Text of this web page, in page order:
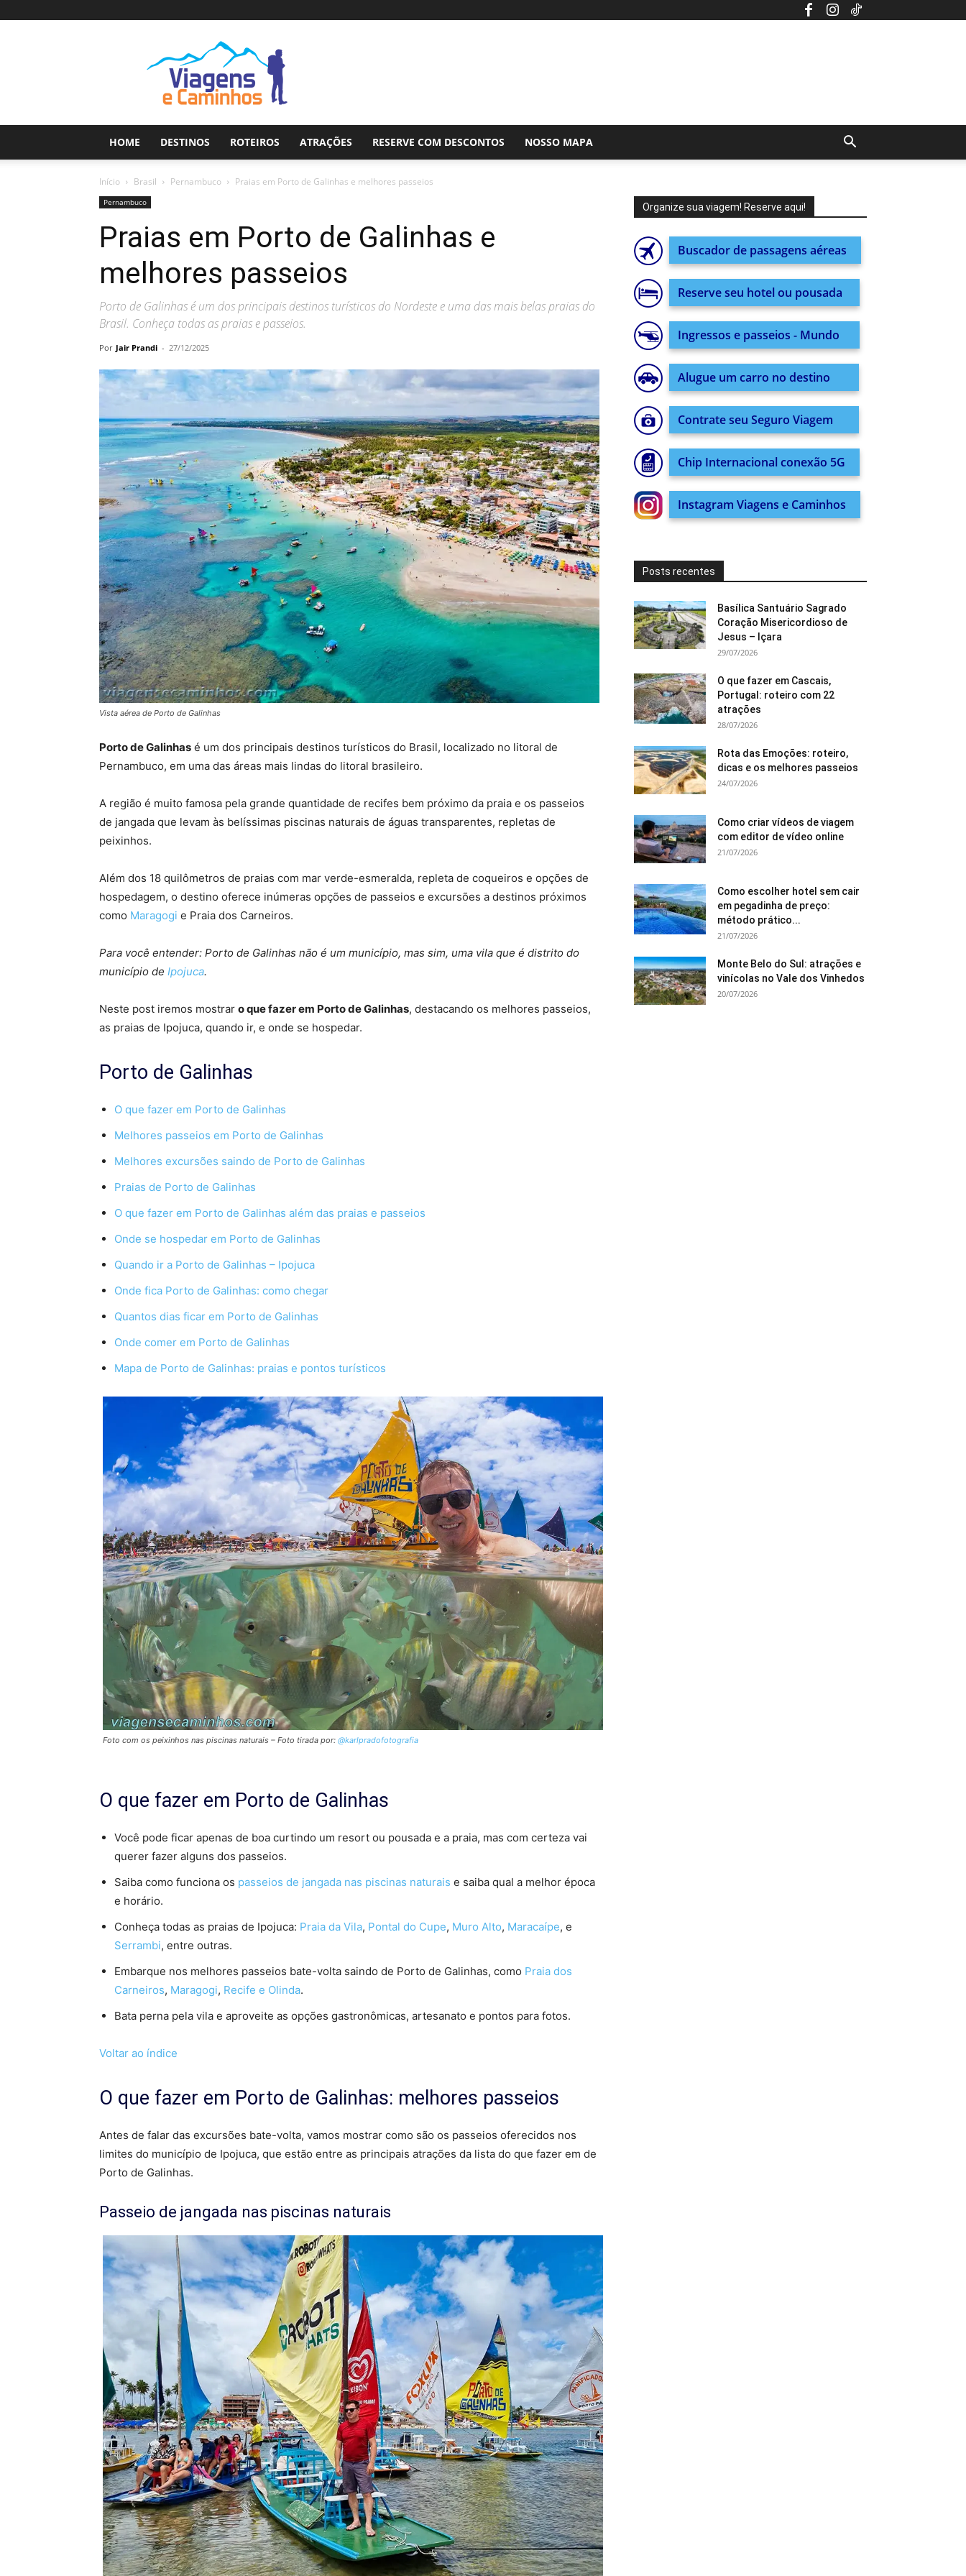
Viagens
e
Caminhos
HOME DESTINOS ROTEIROS ATRAÇÕES RESERVE COM DESCONTOS NOSSO MAPA
Início Brasil Pernambuco Praias em Porto de Galinhas e melhores passeios
Pernambuco
Praias em Porto de Galinhas e
melhores passeios
Porto de Galinhas é um dos principais destinos turísticos do Nordeste e uma das mais belas praias do
Brasil. Conheça todas as praias e passeios.
Por Jair Prandi - 27/12/2025
Vista aérea de Porto de Galinhas
Porto de Galinhas é um dos principais destinos turísticos do Brasil, localizado no litoral de
Pernambuco, em uma das áreas mais lindas do litoral brasileiro.
A região é muito famosa pela grande quantidade de recifes bem próximo da praia e os passeios
de jangada que levam às belíssimas piscinas naturais de águas transparentes, repletas de
peixinhos.
Além dos 18 quilômetros de praias com mar verde-esmeralda, repleta de coqueiros e opções de
hospedagem, o destino oferece inúmeras opções de passeios e excursões a destinos próximos
como Maragogi e Praia dos Carneiros.
Para você entender: Porto de Galinhas não é um município, mas sim, uma vila que é distrito do
município de Ipojuca.
Neste post iremos mostrar o que fazer em Porto de Galinhas, destacando os melhores passeios,
as praias de Ipojuca, quando ir, e onde se hospedar.
Porto de Galinhas
O que fazer em Porto de Galinhas
Melhores passeios em Porto de Galinhas
Melhores excursões saindo de Porto de Galinhas
Praias de Porto de Galinhas
O que fazer em Porto de Galinhas além das praias e passeios
Onde se hospedar em Porto de Galinhas
Quando ir a Porto de Galinhas – Ipojuca
Onde fica Porto de Galinhas: como chegar
Quantos dias ficar em Porto de Galinhas
Onde comer em Porto de Galinhas
Mapa de Porto de Galinhas: praias e pontos turísticos
Foto com os peixinhos nas piscinas naturais – Foto tirada por: @karlpradofotografia
O que fazer em Porto de Galinhas
Você pode ficar apenas de boa curtindo um resort ou pousada e a praia, mas com certeza vai
querer fazer alguns dos passeios.
Saiba como funciona os passeios de jangada nas piscinas naturais e saiba qual a melhor época
e horário.
Conheça todas as praias de Ipojuca: Praia da Vila, Pontal do Cupe, Muro Alto, Maracaípe, e
Serrambi, entre outras.
Embarque nos melhores passeios bate-volta saindo de Porto de Galinhas, como Praia dos
Carneiros, Maragogi, Recife e Olinda.
Bata perna pela vila e aproveite as opções gastronômicas, artesanato e pontos para fotos.
Voltar ao índice
O que fazer em Porto de Galinhas: melhores passeios
Antes de falar das excursões bate-volta, vamos mostrar como são os passeios oferecidos nos
limites do município de Ipojuca, que estão entre as principais atrações da lista do que fazer em de
Porto de Galinhas.
Passeio de jangada nas piscinas naturais
Organize sua viagem! Reserve aqui!
Buscador de passagens aéreas
Reserve seu hotel ou pousada
Ingressos e passeios - Mundo
Alugue um carro no destino
Contrate seu Seguro Viagem
Chip Internacional conexão 5G
Instagram Viagens e Caminhos
Posts recentes
Basílica Santuário Sagrado
Coração Misericordioso de
Jesus – Içara
29/07/2026
O que fazer em Cascais,
Portugal: roteiro com 22
atrações
28/07/2026
Rota das Emoções: roteiro,
dicas e os melhores passeios
24/07/2026
Como criar vídeos de viagem
com editor de vídeo online
21/07/2026
Como escolher hotel sem cair
em pegadinha de preço:
método prático...
21/07/2026
Monte Belo do Sul: atrações e
vinícolas no Vale dos Vinhedos
20/07/2026